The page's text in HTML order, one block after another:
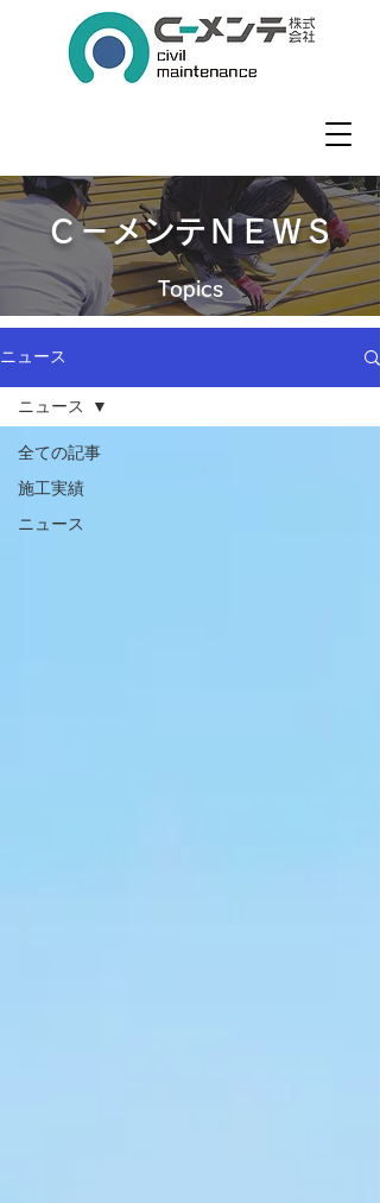
ニュース
全ての記事
施工実績
ニュース
ニュース
Ｃ－メンテＮＥＷＳ
​Topics